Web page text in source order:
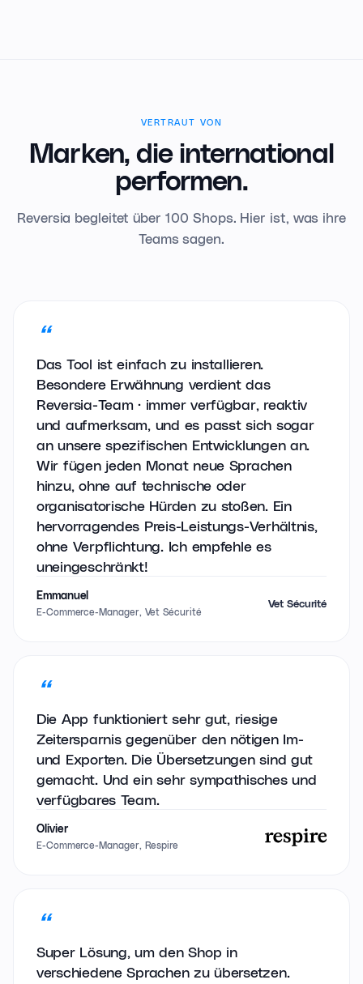
VERTRAUT VON
Marken, die international
performen.
Reversia begleitet über 100 Shops. Hier ist, was ihre
Teams sagen.
Das Tool ist einfach zu installieren.
Besondere Erwähnung verdient das
Reversia-Team · immer verfügbar, reaktiv
und aufmerksam, und es passt sich sogar
an unsere spezifischen Entwicklungen an.
Wir fügen jeden Monat neue Sprachen
hinzu, ohne auf technische oder
organisatorische Hürden zu stoßen. Ein
hervorragendes Preis-Leistungs-Verhältnis,
ohne Verpflichtung. Ich empfehle es
uneingeschränkt!
Emmanuel
E-Commerce-Manager, Vet Sécurité
Vet Sécurité
Die App funktioniert sehr gut, riesige
Zeitersparnis gegenüber den nötigen Im-
und Exporten. Die Übersetzungen sind gut
gemacht. Und ein sehr sympathisches und
verfügbares Team.
Olivier
E-Commerce-Manager, Respire
Super Lösung, um den Shop in
verschiedene Sprachen zu übersetzen.